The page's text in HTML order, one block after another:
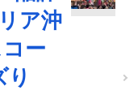
ア沖
ー
り